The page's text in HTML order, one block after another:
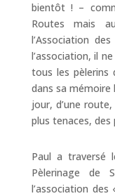
bientôt ! –
Routes mais
l’Association
l’association, il
tous les pèlerins
dans sa mémoire
jour, d’une
plus tenaces, des
Paul a traversé
Pèlerinage de
l’association